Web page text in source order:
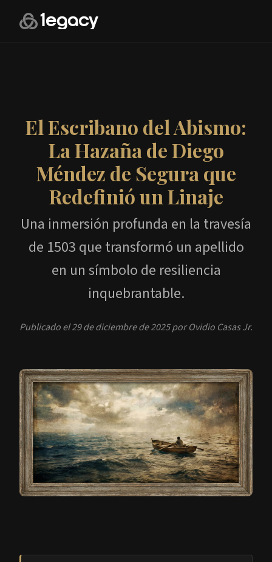
El Escribano del Abismo:
La Hazaña de Diego
Méndez de Segura que
Redefinió un Linaje
Una inmersión profunda en la travesía
de 1503 que transformó un apellido
en un símbolo de resiliencia
inquebrantable.
Publicado el 29 de diciembre de 2025 por Ovidio Casas Jr.